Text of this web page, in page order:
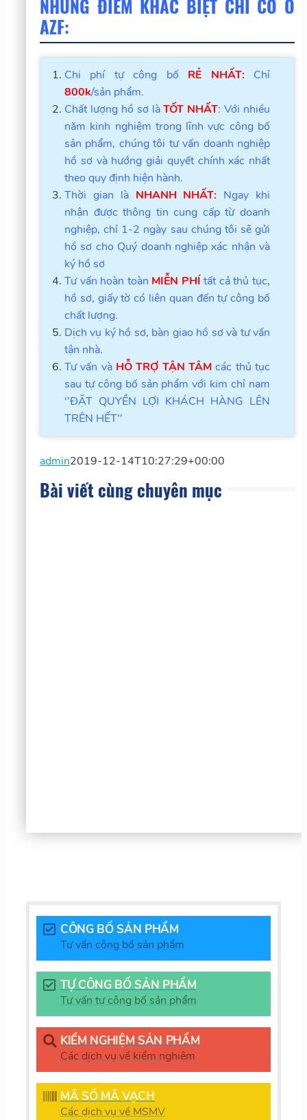
NHỮNG ĐIỂM KHÁC BIỆT CHỈ CÓ Ở
AZF:
Chi phí tự công bố RẺ NHẤT: Chỉ
800k/sản phẩm.
Chất lượng hồ sơ làTỐT NHẤT: Với nhiều
năm kinh nghiệm trong lĩnh vực công bố
sản phẩm, chúng tôi tư vấn doanh nghiệp
hồ sơ và hướng giải quyết chính xác nhất
theo quy định hiện hành.
Thời gian là NHANH NHẤT: Ngay khi
nhận được thông tin cung cấp từ doanh
nghiệp, chỉ 1-2 ngày sau chúng tôi sẽ gửi
hồ sơ cho Quý doanh nghiệp xác nhận và
ký hồ sơ
Tư vấn hoàn toàn MIỄN PHÍ tất cả thủ tục,
hồ sơ, giấy tờ có liên quan đến tự công bố
chất lượng.
Dịch vụ ký hồ sơ, bàn giao hồ sơ và tư vấn
tận nhà.
Tư vấn và HỖ TRỢ TẬN TÂM các thủ tục
sau tự công bố sản phẩm với kim chỉ nam
‘’ĐẶT QUYỀN LỢI KHÁCH HÀNG LÊN
TRÊN HẾT’’
admin2019-12-14T10:27:29+00:00
Bài viết cùng chuyên mục
CÔNG BỐ SẢN PHẨM
Tư vấn công bố sản phẩm
TỰ CÔNG BỐ SẢN PHẨM
Tư vấn tự công bố sản phẩm
KIỂM NGHIỆM SẢN PHẨM
Các dịch vụ về kiểm nghiệm
MÃ SỐ MÃ VẠCH
Các dịch vụ về MSMV